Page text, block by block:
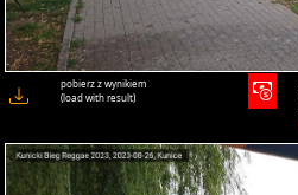
pobierz z wynikiem
(load with result)